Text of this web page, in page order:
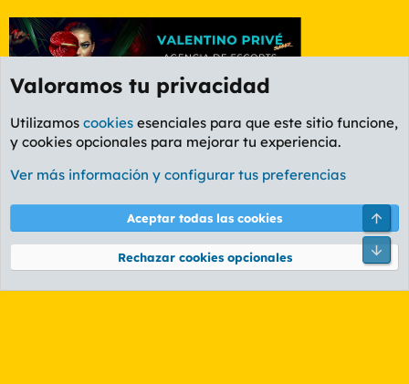
Etiquetas
Cookies
PL OLDSTYLE AMARILLO
Términos y reglas Política de privacidad Ayuda
Community platform by XenForo® © 2010-2026 XenForo Ltd.
Valoramos tu privacidad
Utilizamos cookies esenciales para que este sitio funcione,
y cookies opcionales para mejorar tu experiencia.
Ver más información y configurar tus preferencias
Aceptar todas las cookies
Rechazar cookies opcionales
Pie